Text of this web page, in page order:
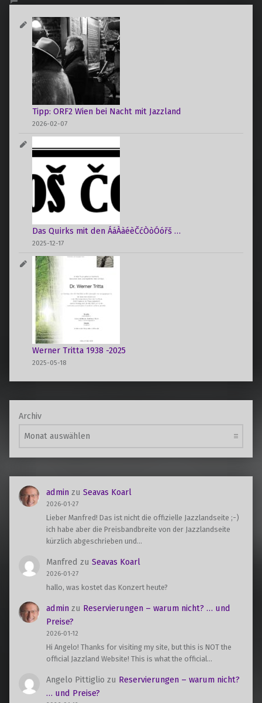
Tipp: ORF2 Wien bei Nacht mit Jazzland
2026-02-07
Das Quirks mit den ÁáÀàéèČćÒòÓóřš …
2025-12-17
Werner Tritta 1938 -2025
2025-05-18
Archiv
admin zuSeavas Koarl
2026-01-27
Lieber Manfred! Das ist nicht die offizielle Jazzlandseite ;-)
ich habe aber die Preisbandbreite von der Jazzlandseite
kürzlich abgeschrieben und…
Manfred zuSeavas Koarl
2026-01-27
hallo, was kostet das Konzert heute?
admin zu Reservierungen – warum nicht? … und
Preise?
2026-01-12
Hi Angelo! Thanks for visiting my site, but this is NOT the
official Jazzland Website! This is what the official…
Angelo Pittiglio zu Reservierungen – warum nicht?
… und Preise?